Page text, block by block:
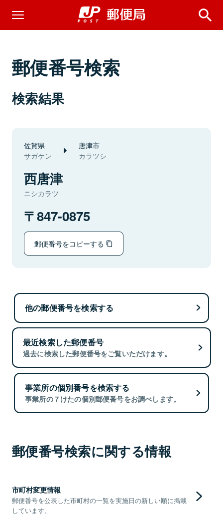
郵便番号検索
検索結果
佐賀県
サガケン
唐津市
カラツシ
西唐津
ニシカラツ
847-0875
郵便番号をコピーする
他の郵便番号を検索する
最近検索した郵便番号
過去に検索した郵便番号をご覧いただけます。
事業所の個別番号を検索する
事業所の７けたの個別郵便番号をお調べします。
郵便番号検索に関する情報
市町村変更情報
郵便番号を公表した市町村の一覧を実施日の新しい順に掲載
しています。